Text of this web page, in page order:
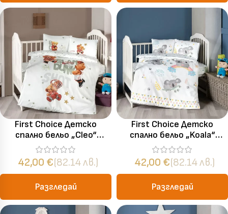
First Choice Детско
спално бельо „Cleo“
Бамбук Сатен – 100%
бамбук – 4 части – за
бебешко легло
42,00 €(82.14 лв.)
Разгледай
First Choice Детско
спално бельо „Koala“
Бамбук Сатен – 100%
бамбук – 4 части – за
бебешко легло
42,00 €(82.14 лв.)
Разгледай